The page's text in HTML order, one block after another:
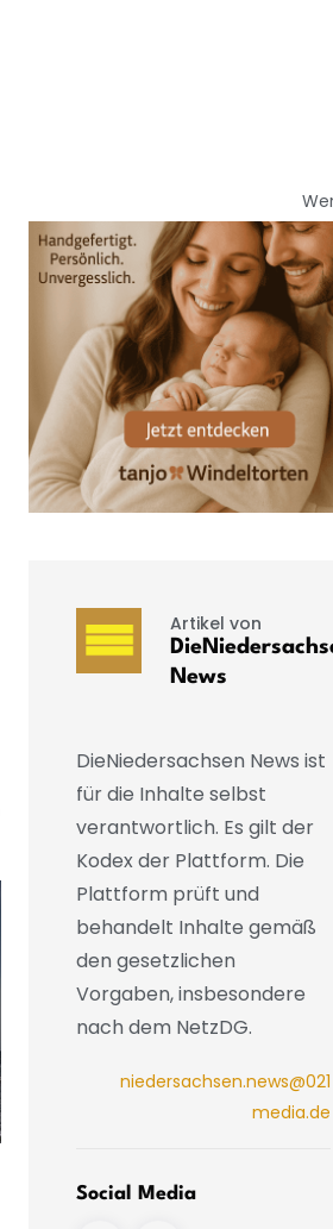
Wetterrekorde in
Artikel von
News
DieNiedersachsen News ist
für die Inhalte selbst
verantwortlich. Es gilt der
Kodex der Plattform. Die
Plattform prüft und
behandelt Inhalte gemäß
den gesetzlichen
Vorgaben, insbesondere
nach dem NetzDG.
niedersachsen.news@021
media.de
Social Media